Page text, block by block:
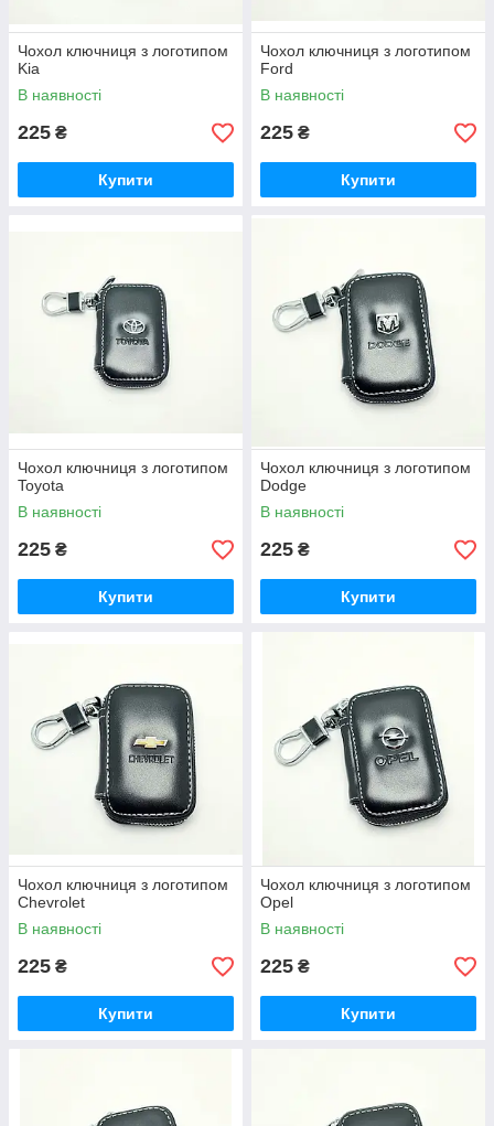
Чохол ключниця з логотипом
Kia
В наявності
225 ₴
Купити
Чохол ключниця з логотипом
Ford
В наявності
225 ₴
Купити
Чохол ключниця з логотипом
Toyota
В наявності
225 ₴
Купити
Чохол ключниця з логотипом
Dodge
В наявності
225 ₴
Купити
Чохол ключниця з логотипом
Chevrolet
В наявності
225 ₴
Купити
Чохол ключниця з логотипом
Opel
В наявності
225 ₴
Купити